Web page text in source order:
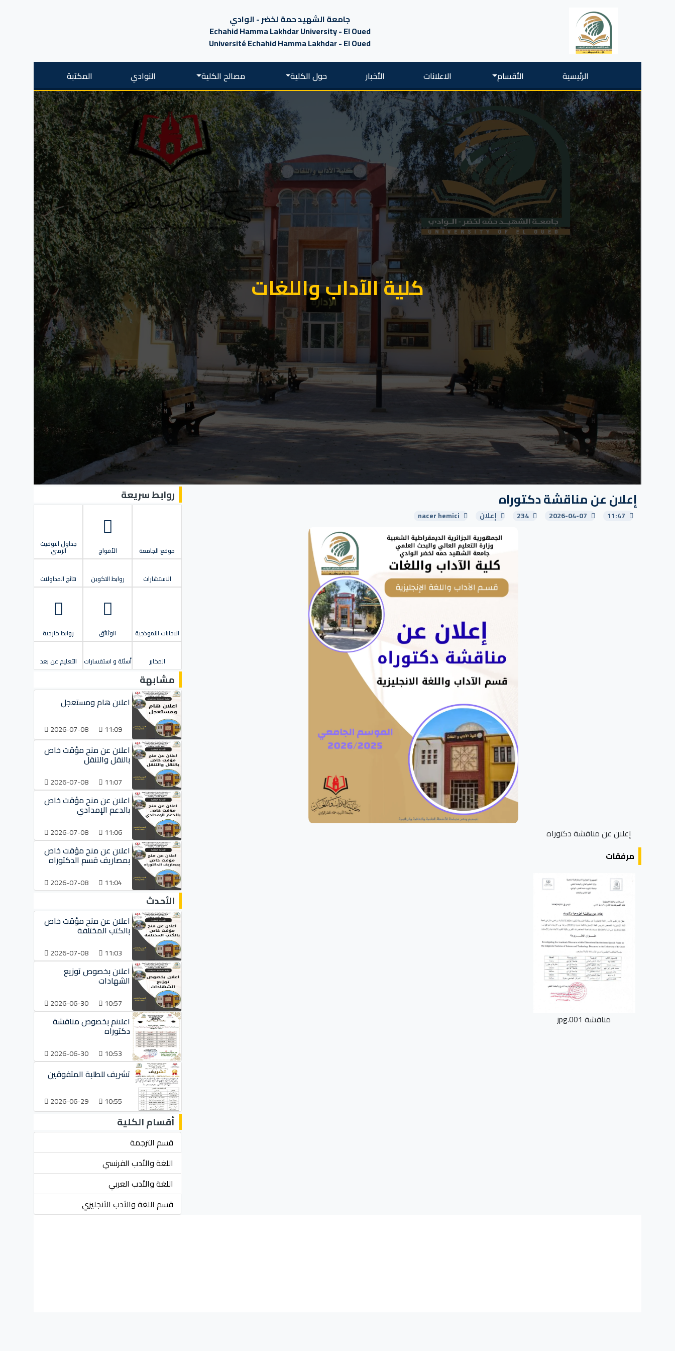
جامعة الشهيد حمة لخضر - الوادي
Echahid Hamma Lakhdar University - El Oued
Université Echahid Hamma Lakhdar - El Oued
الرئيسية الأقسام الاعلانات الأخبار حول الكلية مصالح الكلية النوادي المكتبة
كلية الآداب واللغات
إعلان عن مناقشة دكتوراه
11:47
2026-04-07
234 إعلان nacer hemici
إعلان عن مناقشة دكتوراه
مرفقات
مناقشة 001.jpg
روابط سريعة
موقع الجامعة الأفواج
جداول التوقيت
الزمني
الاستشارات روابط التكوين نتائج المداولات
الاجابات النموذجية الوثائق روابط خارجية
المخابر أسئلة و استفسارات التعليم عن بعد
مشابهة
اعلان هام ومستعجل
11:09
2026-07-08
اعلان عن منح مؤقت خاص
بالنقل والتنقل
11:07
2026-07-08
اعلان عن منح مؤقت خاص
بالدعم الإمدادي
11:06
2026-07-08
اعلان عن منح مؤقت خاص
بمصاريف قسم الدكتوراه
11:04
2026-07-08
الأحدث
اعلان عن منح مؤقت خاص
بالكتب المختلفة
11:03
2026-07-08
اعلان بخصوص توزيع
الشهادات
10:57
2026-06-30
اعلانم بخصوص مناقشة
دكتوراه
10:53
2026-06-30
تشريف للطلبة المتفوقين
10:55
2026-06-29
أقسام الكلية
قسم الترجمة
اللغة والأدب الفرنسي
اللغة والأدب العربي
قسم اللغة والأدب الأنجليزي